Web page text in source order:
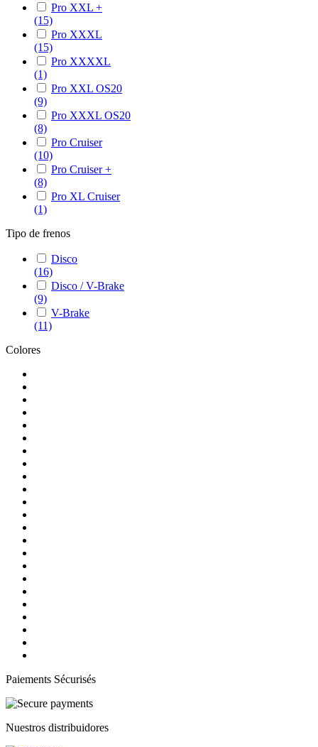
Pro XXL +
(15)
Pro XXXL
(15)
Pro XXXXL
(1)
Pro XXL OS20
(9)
Pro XXXL OS20
(8)
Pro Cruiser
(10)
Pro Cruiser +
(8)
Pro XL Cruiser
(1)
Tipo de frenos
Disco
(16)
Disco / V-Brake
(9)
V-Brake
(11)
Colores
Paiements Sécurisés
Nuestros distribuidores